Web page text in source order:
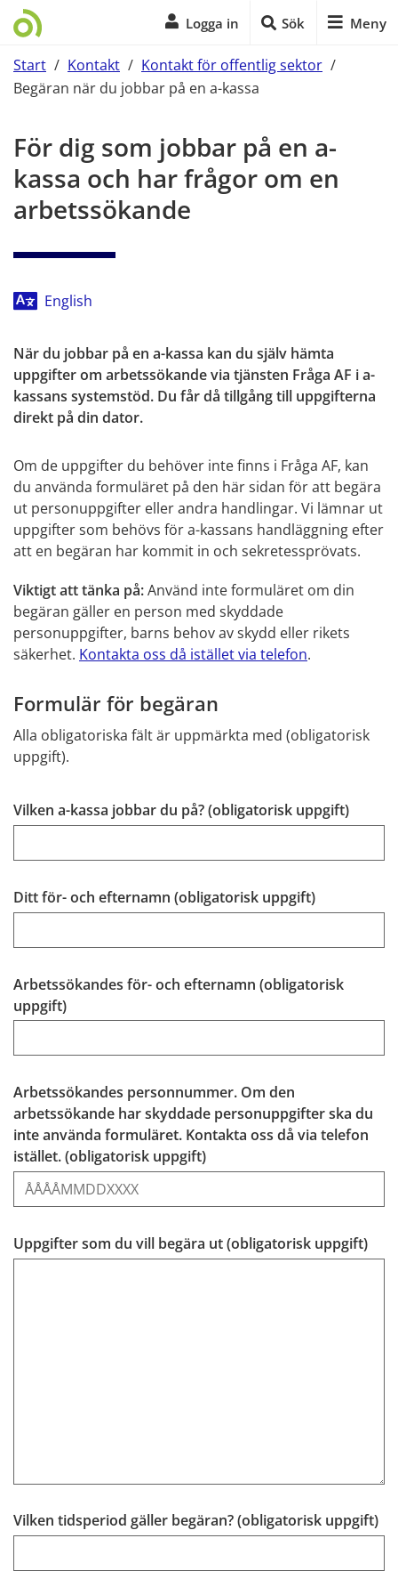
Logga in Sök Meny
Start / Kontakt / Kontakt för offentlig sektor /
Begäran när du jobbar på en a-kassa
För dig som jobbar på en a-
kassa och har frågor om en
arbetssökande
English
När du jobbar på en a-kassa kan du själv hämta
uppgifter om arbetssökande via tjänsten Fråga AF i a-
kassans systemstöd. Du får då tillgång till uppgifterna
direkt på din dator.
Om de uppgifter du behöver inte finns i Fråga AF, kan
du använda formuläret på den här sidan för att begära
ut personuppgifter eller andra handlingar. Vi lämnar ut
uppgifter som behövs för a-kassans handläggning efter
att en begäran har kommit in och sekretessprövats.
Viktigt att tänka på: Använd inte formuläret om din
begäran gäller en person med skyddade
personuppgifter, barns behov av skydd eller rikets
säkerhet. Kontakta oss då istället via telefon.
Formulär för begäran
Alla obligatoriska fält är uppmärkta med (obligatorisk
uppgift).
Vilken a-kassa jobbar du på? (obligatorisk uppgift)
Ditt för- och efternamn (obligatorisk uppgift)
Arbetssökandes för- och efternamn (obligatorisk
uppgift)(obligatorisk)
Arbetssökandes personnummer. Om den
arbetssökande har skyddade personuppgifter ska du
inte använda formuläret. Kontakta oss då via telefon
istället. (obligatorisk uppgift)(obligatorisk)
Uppgifter som du vill begära ut (obligatorisk uppgift)
Vilken tidsperiod gäller begäran? (obligatorisk uppgift)